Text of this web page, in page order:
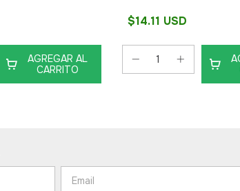
AGREGAR AL
CARRITO
$14.11 USD